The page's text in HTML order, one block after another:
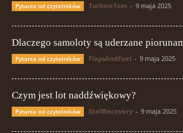
Pytania od czytelników TurbineTom - 9 maja 2025
Dlaczego samoloty są uderzane
Pytania od czytelników FlapsAndFuel - 9 maja 2025
Czym jest lot naddźwiękowy?
Pytania od czytelników StallRecovery - 9 maja 2025